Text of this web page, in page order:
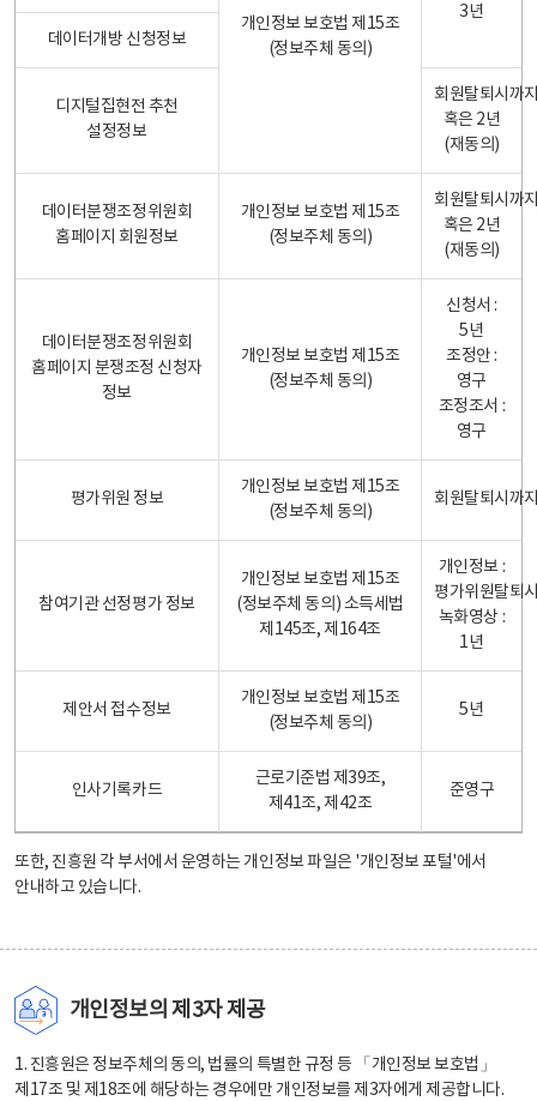
개인정보 보호법 제15조
(정보주체 동의)
3년
데이터개방 신청정보
디지털집현전 추천
설정정보
회원탈퇴시까
혹은 2년
(재동의)
데이터분쟁조정위원회
홈페이지 회원정보
개인정보 보호법 제15조
(정보주체 동의)
회원탈퇴시까
혹은 2년
(재동의)
데이터분쟁조정위원회
홈페이지 분쟁조정 신청자
정보
개인정보 보호법 제15조
(정보주체 동의)
신청서 :
5년
조정안 :
영구
조정조서 :
영구
평가위원 정보
개인정보 보호법 제15조
(정보주체 동의)
회원탈퇴시까
참여기관 선정평가 정보
개인정보 보호법 제15조
(정보주체 동의) 소득세법
제145조, 제164조
개인정보 :
평가위원탈퇴
녹화영상 :
1년
제안서 접수정보
개인정보 보호법 제15조
(정보주체 동의)
5년
인사기록카드
근로기준법 제39조,
제41조, 제42조
준영구
또한, 진흥원 각 부서에서 운영하는 개인정보 파일은 '개인정보 포털'에서
안내하고 있습니다.
개인정보의 제3자 제공
1. 진흥원은 정보주체의 동의, 법률의 특별한 규정 등 「개인정보 보호법」
제17조 및 제18조에 해당하는 경우에만 개인정보를 제3자에게 제공합니다.